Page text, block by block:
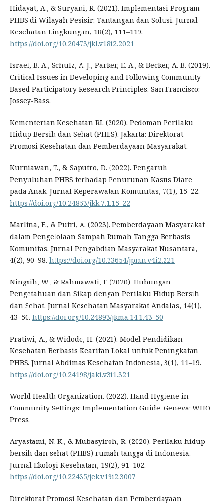
Hidayat, A., & Suryani, R. (2021). Implementasi Program
PHBS di Wilayah Pesisir: Tantangan dan Solusi. Jurnal
Kesehatan Lingkungan, 18(2), 111–119.
https://doi.org/10.20473/jkl.v18i2.2021
Israel, B. A., Schulz, A. J., Parker, E. A., & Becker, A. B. (2019).
Critical Issues in Developing and Following Community-
Based Participatory Research Principles. San Francisco:
Jossey-Bass.
Kementerian Kesehatan RI. (2020). Pedoman Perilaku
Hidup Bersih dan Sehat (PHBS). Jakarta: Direktorat
Promosi Kesehatan dan Pemberdayaan Masyarakat.
Kurniawan, T., & Saputro, D. (2022). Pengaruh
Penyuluhan PHBS terhadap Penurunan Kasus Diare
pada Anak. Jurnal Keperawatan Komunitas, 7(1), 15–22.
https://doi.org/10.24853/jkk.7.1.15-22
Marlina, E., & Putri, A. (2023). Pemberdayaan Masyarakat
dalam Pengelolaan Sampah Rumah Tangga Berbasis
Komunitas. Jurnal Pengabdian Masyarakat Nusantara,
4(2), 90–98. https://doi.org/10.33654/jpmn.v4i2.221
Ningsih, W., & Rahmawati, F. (2020). Hubungan
Pengetahuan dan Sikap dengan Perilaku Hidup Bersih
dan Sehat. Jurnal Kesehatan Masyarakat Andalas, 14(1),
43–50. https://doi.org/10.24893/jkma.14.1.43-50
Pratiwi, A., & Widodo, H. (2021). Model Pendidikan
Kesehatan Berbasis Kearifan Lokal untuk Peningkatan
PHBS. Jurnal Abdimas Kesehatan Indonesia, 3(1), 11–19.
https://doi.org/10.24198/jaki.v3i1.321
World Health Organization. (2022). Hand Hygiene in
Community Settings: Implementation Guide. Geneva: WHO
Press.
Aryastami, N. K., & Mubasyiroh, R. (2020). Perilaku hidup
bersih dan sehat (PHBS) rumah tangga di Indonesia.
Jurnal Ekologi Kesehatan, 19(2), 91–102.
https://doi.org/10.22435/jek.v19i2.3007
Direktorat Promosi Kesehatan dan Pemberdayaan